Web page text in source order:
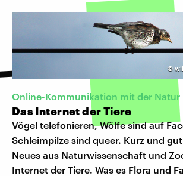
©
Online-Kommunikation mit der Natur
Das Internet der Tiere
Vögel telefonieren, Wölfe sind auf
Schleimpilze sind queer. Kurz und
Neues aus Naturwissenschaft und
Internet der Tiere. Was es Flora und